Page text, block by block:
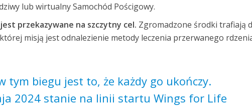
lub wirtualny Samochód Pościgowy.
przekazywane na szczytny cel. Zgromadzone środki trafiają
misją jest odnalezienie metody leczenia przerwanego
tym biegu jest to, że każdy go ukończy.
2024 stanie na linii startu Wings for Life